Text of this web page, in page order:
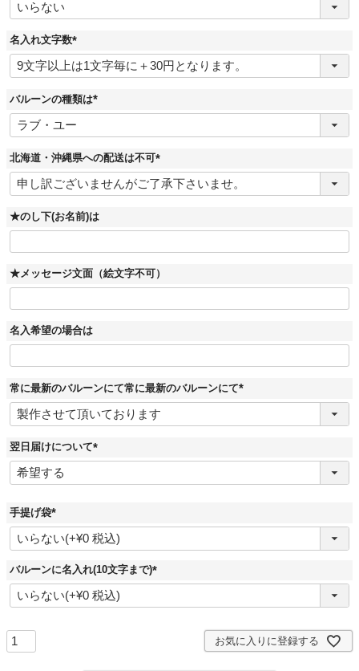
須
名入れ文字数
(
必
須
)
バルーンの種類は
(
須
北海道・沖縄県への配送は不可
(
必
須
★のし下(お名前)は
★メッセージ文面（絵文字不可）
名入希望の場合は
常に最新のバルーンにて常に最新のバルーンにて
(
須
翌日届けについて
(
須
手提げ袋
(
必
須
)
バルーンに名入れ(10文字まで)
(
須
お気に入りに登録する